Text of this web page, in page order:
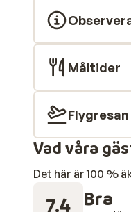
Måltider
Flygresan
Vad våra
Det här är 100 %
7.4 Bra